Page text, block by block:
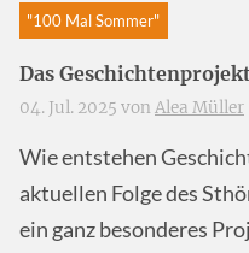
"100 Mal Sommer"
Das
04. Jul. 2025 von Alea Müller
Wie entstehen
aktuellen Folge des
ein ganz besonderes